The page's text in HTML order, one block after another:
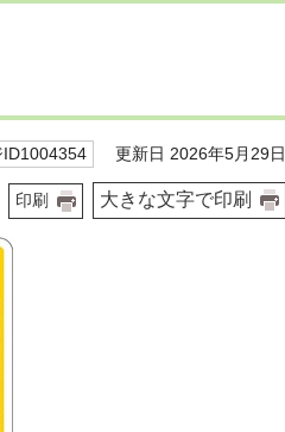
ID1004354 更新日 2026年5月29日
印刷 大きな文字で印刷